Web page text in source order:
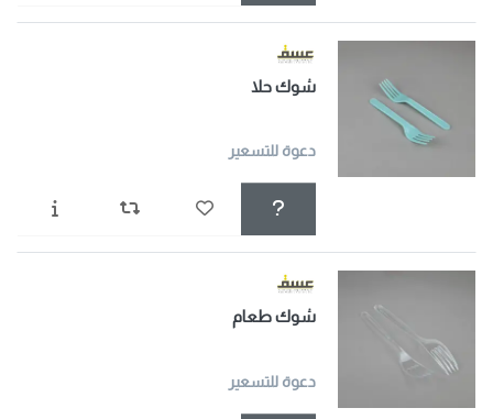
شوك حلا
دعوة للتسعير
شوك طعام
دعوة للتسعير